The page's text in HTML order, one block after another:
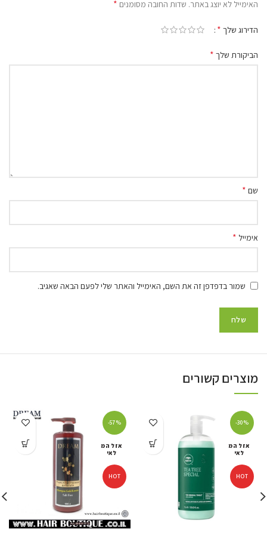
האימייל לא יוצג באתר. שדות החובה מסומנים *
הדירוג שלך *
הביקורת שלך *
שם *
אימייל *
שמור בדפדפן זה את השם, האימייל והאתר שלי לפעם הבאה שאגיב.
מוצרים קשורים
-30%
אזל המ
לאי
HOT
-57%
אזל המ
לאי
HOT